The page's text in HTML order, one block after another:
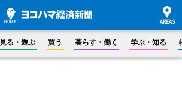
見る・遊ぶ 買う 暮らす・働く 学ぶ・知る